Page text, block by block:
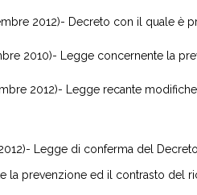
2012)- Decreto con il quale è
2010)- Legge concernente la
2012)- Legge recante
Legge di conferma del
la prevenzione ed il contrasto del